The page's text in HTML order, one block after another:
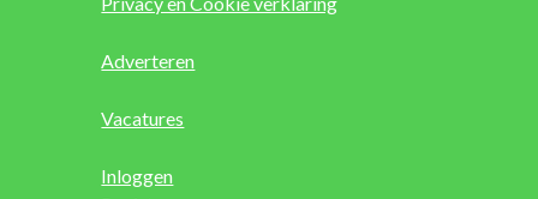
Adverteren
Vacatures
Inloggen